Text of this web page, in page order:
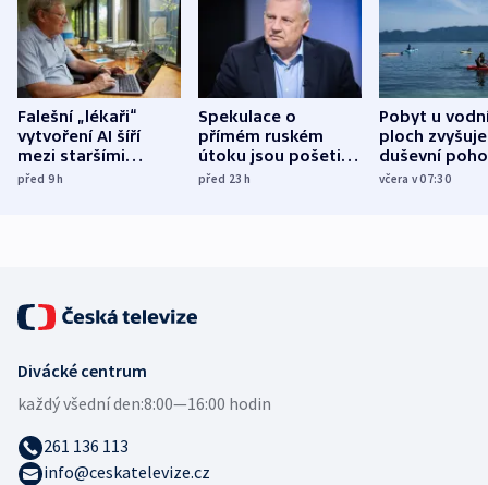
Falešní „lékaři“
vytvoření AI šíří
mezi staršími
Poláky nebezpečné
před 9h
Spekulace o
přímém ruském
útoku jsou pošetilé,
míní estonský
před 23h
Pobyt u
ploch zvyšuje
duševní
ukázala
včera v 07:30
Divácké centrum
každý všední den:8:00—16:00 hodin
261 136 113
info@ceskatelevize.cz